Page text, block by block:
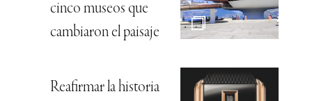
cinco museos que
cambiaron el paisaje
Reafirmar la historia